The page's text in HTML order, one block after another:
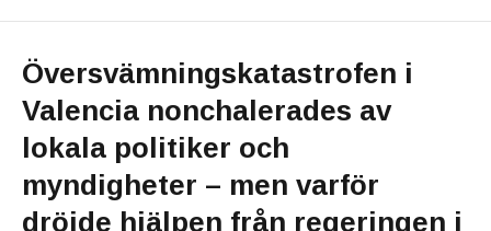
Översvämningskatastrofen i
Valencia nonchalerades av
lokala politiker och
myndigheter – men varför
dröjde hjälpen från regeringen i